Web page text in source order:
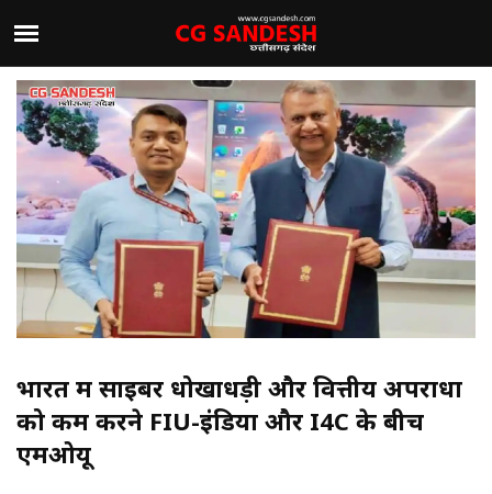
भारत में साइबर धोखाधड़ी और वित्तीय अपराधों
को कम करने FIU-इंडिया और I4C के बीच
एमओयू